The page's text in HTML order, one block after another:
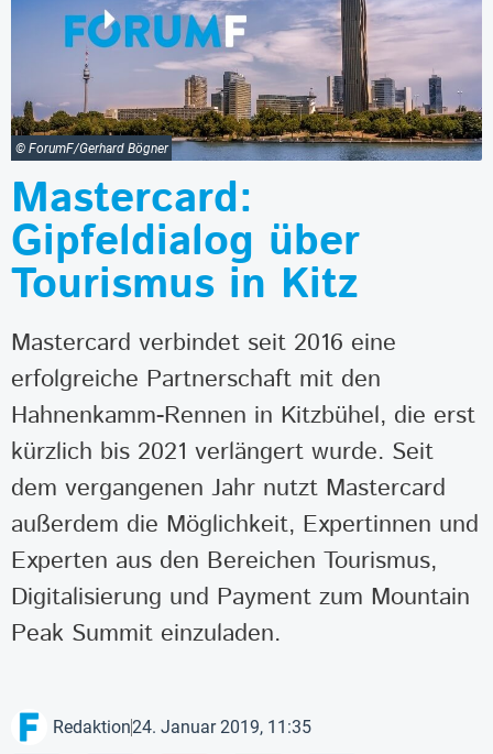
© ForumF/Gerhard Bögner
Mastercard:
Gipfeldialog über
Tourismus in Kitz
Mastercard verbindet seit 2016 eine
erfolgreiche Partnerschaft mit den
Hahnenkamm-Rennen in Kitzbühel, die erst
kürzlich bis 2021 verlängert wurde. Seit
dem vergangenen Jahr nutzt Mastercard
außerdem die Möglichkeit, Expertinnen und
Experten aus den Bereichen Tourismus,
Digitalisierung und Payment zum Mountain
Peak Summit einzuladen.
Redaktion24. Januar 2019, 11:35